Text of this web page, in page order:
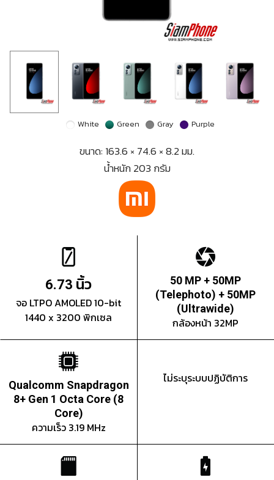
White Green Gray Purple
ขนาด: 163.6 × 74.6 × 8.2 มม.
น้ำหนัก 203 กรัม
6.73 นิ้ว
จอ LTPO AMOLED 10-bit
1440 x 3200 พิกเซล
50 MP + 50MP
(Telephoto) + 50MP
(Ultrawide)
กล้องหน้า 32MP
Qualcomm Snapdragon
8+ Gen 1 Octa Core (8
Core)
ความเร็ว 3.19 MHz
ไม่ระบุระบบปฏิบัติการ